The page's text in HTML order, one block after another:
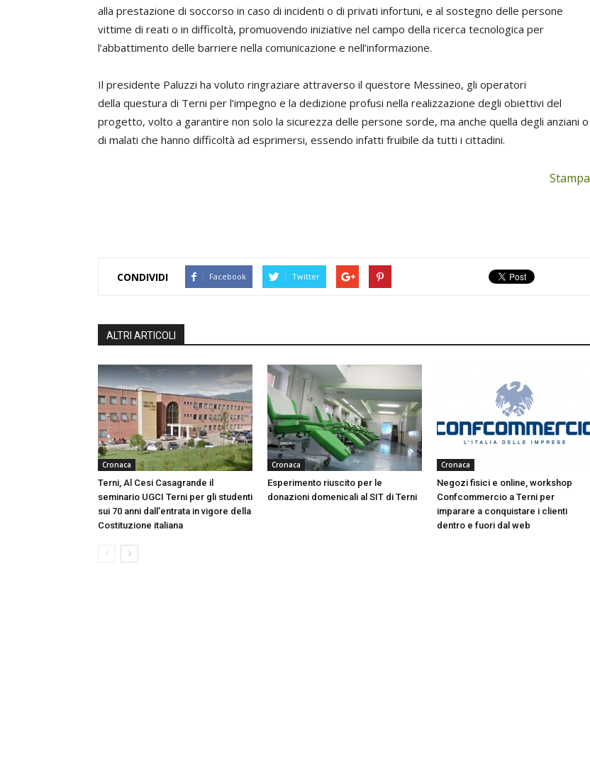
alla prestazione di soccorso in caso di incidenti o di privati infortuni, e al sostegno delle persone
vittime di reati o in difficoltà, promuovendo iniziative nel campo della ricerca tecnologica per
l’abbattimento delle barriere nella comunicazione e nell’informazione.
Il presidente Paluzzi ha voluto ringraziare attraverso il questore Messineo, gli operatori
della questura di Terni per l’impegno e la dedizione profusi nella realizzazione degli obiettivi del
progetto, volto a garantire non solo la sicurezza delle persone sorde, ma anche quella degli anziani o
di malati che hanno difficoltà ad esprimersi, essendo infatti fruibile da tutti i cittadini.
Stampa
CONDIVIDI Facebook Twitter
ALTRI ARTICOLI
Cronaca
Terni, Al Cesi Casagrande il
seminario UGCI Terni per gli studenti
sui 70 anni dall’entrata in vigore della
Costituzione italiana
Cronaca
Esperimento riuscito per le
donazioni domenicali al SIT di Terni
Cronaca
Negozi fisici e online, workshop
Confcommercio a Terni per
imparare a conquistare i clienti
dentro e fuori dal web